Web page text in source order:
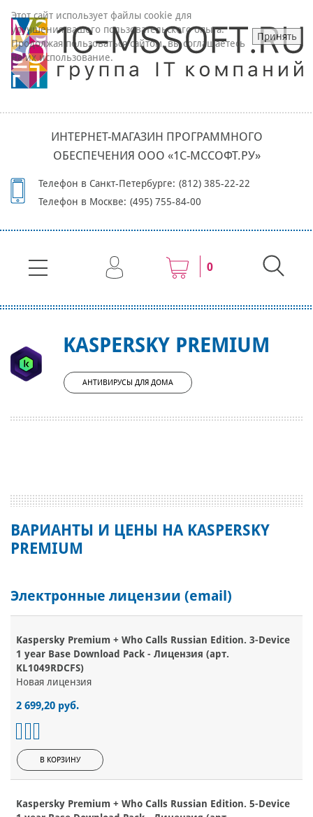
ИНТЕРНЕТ-МАГАЗИН ПРОГРАММНОГО
ОБЕСПЕЧЕНИЯ ООО «1С-МССОФТ.РУ»
Телефон в Санкт-Петербурге: (812) 385-22-22
Телефон в Москве: (495) 755-84-00
0
KASPERSKY PREMIUM
АНТИВИРУСЫ ДЛЯ ДОМА
ВАРИАНТЫ И ЦЕНЫ НА KASPERSKY
PREMIUM
Электронные лицензии (email)
Kaspersky Premium + Who Calls Russian Edition. 3-Device
1 year Base Download Pack - Лицензия (арт.
KL1049RDCFS)
Новая лицензия
2 699,20 руб.
В КОРЗИНУ
Kaspersky Premium + Who Calls Russian Edition. 5-Device
Этот сайт использует файлы cookie для
улучшения вашего пользовательского опыта.
Продолжая пользоваться сайтом, вы соглашаетесь
на их использование.
Принять